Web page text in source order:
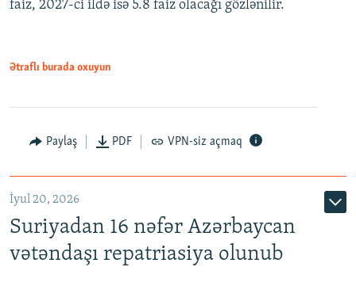
Auto
480p
faiz, 2027-ci ildə isə 5.8 faiz olacağı gözlənilir.
Ətraflı burada oxuyun
Paylaş PDF VPN-siz açmaq
İyul 20, 2026
Suriyadan 16 nəfər Azərbaycan
vətəndaşı repatriasiya olunub